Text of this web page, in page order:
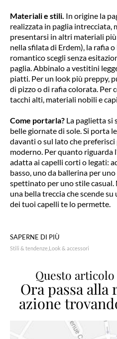
Materiali e stili. In origine la
realizzata in paglia intrecciata,
presentarsi in altri materiali
nella sfilata di Erdem), la rafia
romantico scegli senza
paglia. Abbinalo a vestitini
piatti. Per un look più preppy,
di pizzo o di rafia colorata. Per
tacchi alti, materiali nobili e
Come portarla? La paglietta
belle giornate di sole. Si porta
davanti o sul lato che
moderno. Per quanto riguarda
adatta ai capelli corti o legati:
basso, uno da ballerina per
spettinato per uno stile
una bella treccia che scende su
dei tuoi capelli te lo permette.
SAPERNE DI PIÙ
Stili & tendenze Look & accessori
Questo
Ora passa
azione